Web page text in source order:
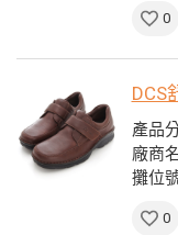
0
DCS
產品
廠商
攤位
0